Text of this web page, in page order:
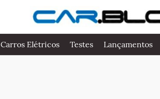
Carros Elétricos Testes Lançamentos